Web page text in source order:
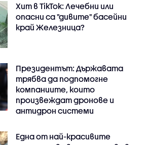
Хит в TikTok: Лечебни или
опасни са "дивите" басейни
край Железница?
Президентът: Държавата
трябва да подпомогне
компаниите, които
произвеждат дронове и
антидрон системи
Една от най-красивите